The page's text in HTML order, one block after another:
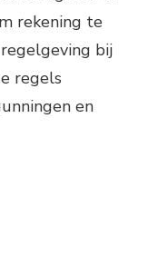
rekening te
bij
regels
en